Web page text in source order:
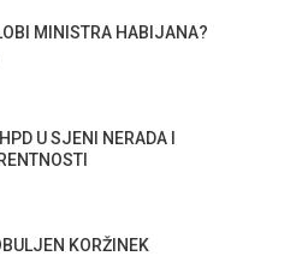
MINISTRA HABIJANA?
U SJENI NERADA I
KORŽINEK